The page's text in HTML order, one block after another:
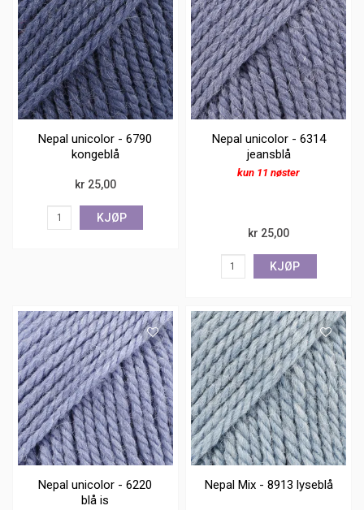
Nepal unicolor - 6790
kongeblå
kr 25,00
KJØP
Nepal unicolor - 6314
jeansblå
kun 11 nøster
kr 25,00
KJØP
Nepal unicolor - 6220
blå is
Nepal Mix - 8913 lyseblå